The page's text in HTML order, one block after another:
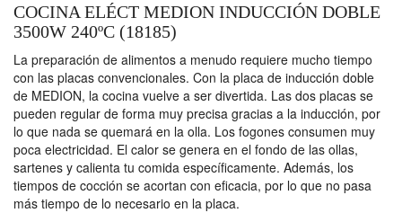
COCINA ELÉCT MEDION INDUCCIÓN DOBLE
3500W 240ºC (18185)
La preparación de alimentos a menudo requiere mucho tiempo
con las placas convencionales. Con la placa de inducción doble
de MEDION, la cocina vuelve a ser divertida. Las dos placas se
pueden regular de forma muy precisa gracias a la inducción, por
lo que nada se quemará en la olla. Los fogones consumen muy
poca electricidad. El calor se genera en el fondo de las ollas,
sartenes y calienta tu comida específicamente. Además, los
tiempos de cocción se acortan con eficacia, por lo que no pasa
más tiempo de lo necesario en la placa.